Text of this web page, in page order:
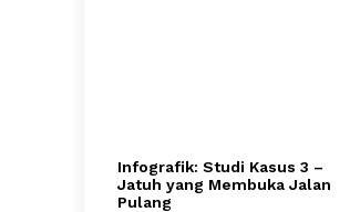
Infografik: Studi Kasus 3 –
Jatuh yang Membuka Jalan
Pulang